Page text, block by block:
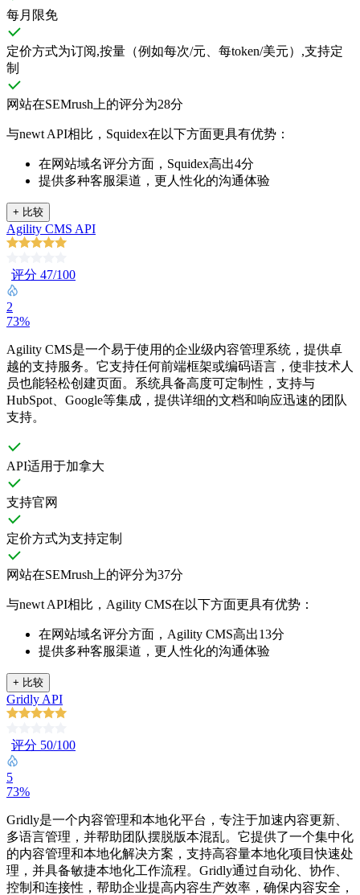
每月限免
定价方式为订阅,按量（例如每次/元、每token/美元）,支持定
制
网站在SEMrush上的评分为28分
与newt API相比，Squidex在以下方面更具有优势：
在网站域名评分方面，Squidex高出4分
提供多种客服渠道，更人性化的沟通体验
+ 比较
Agility CMS API
评分 47/100
2
73%
Agility CMS是一个易于使用的企业级内容管理系统，提供卓
越的支持服务。它支持任何前端框架或编码语言，使非技术人
员也能轻松创建页面。系统具备高度可定制性，支持与
HubSpot、Google等集成，提供详细的文档和响应迅速的团队
支持。
API适用于加拿大
支持官网
定价方式为支持定制
网站在SEMrush上的评分为37分
与newt API相比，Agility CMS在以下方面更具有优势：
在网站域名评分方面，Agility CMS高出13分
提供多种客服渠道，更人性化的沟通体验
+ 比较
Gridly API
评分 50/100
5
73%
Gridly是一个内容管理和本地化平台，专注于加速内容更新、
多语言管理，并帮助团队摆脱版本混乱。它提供了一个集中化
的内容管理和本地化解决方案，支持高容量本地化项目快速处
理，并具备敏捷本地化工作流程。Gridly通过自动化、协作、
控制和连接性，帮助企业提高内容生产效率，确保内容安全，